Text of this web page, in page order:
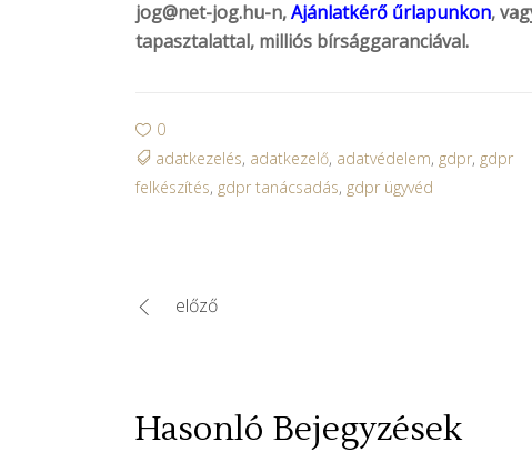
jog@net-jog.hu-n,Ajánlatkérő űrlapunkon,
tapasztalattal, milliós bírsággaranciával.
0
adatkezelés, adatkezelő, adatvédelem, gdpr, gdpr
felkészítés, gdpr tanácsadás, gdpr ügyvéd
előző
Hasonló Bejegyzések